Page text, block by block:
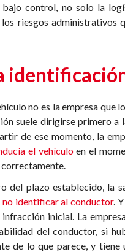
control, no solo la
riesgos administrativos
no es la empresa que
suele dirigirse primero a
de ese momento, la
el vehículoen el
del plazo establecido, la
identificar al conductor.
inicial. La
del conductor, si
de lo que parece, y tiene